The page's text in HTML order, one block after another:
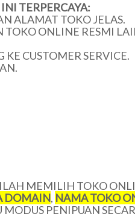
TERPERCAYA:
ALAMAT TOKO JELAS.
TOKO ONLINE RESMI
CUSTOMER SERVICE.
MEMILIH TOKO
DOMAIN, NAMA TOKO
PENIPUAN